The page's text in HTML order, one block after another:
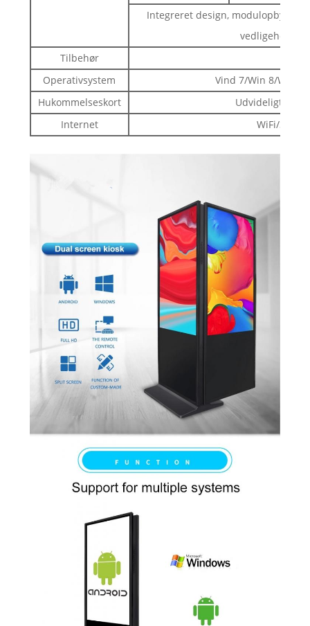
Integreret design,
Tilbehør
Operativsystem
Vind 7/Win 8/
Hukommelseskort
Udvideligt
Internet
WiFi/3G/